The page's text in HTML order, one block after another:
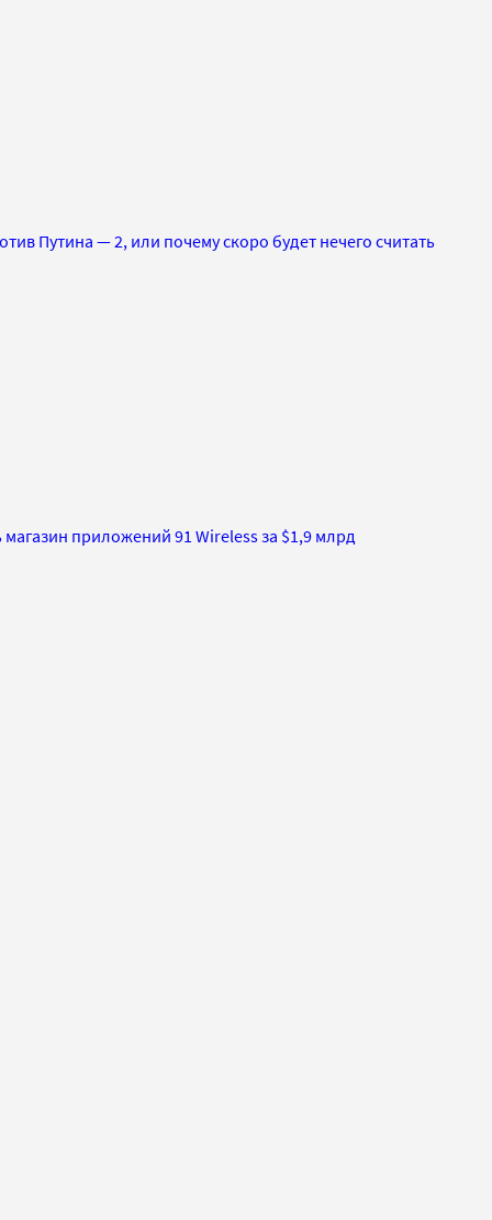
Путина — 2, или почему cкоро будет нечего считать
приложений 91 Wireless за $1,9 млрд